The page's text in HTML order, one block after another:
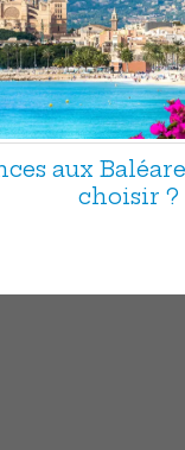
aux
choisir ?